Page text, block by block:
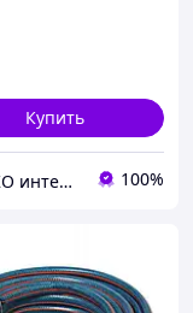
Купить
TARTIKO интернет магазин для дома и дачи 100%